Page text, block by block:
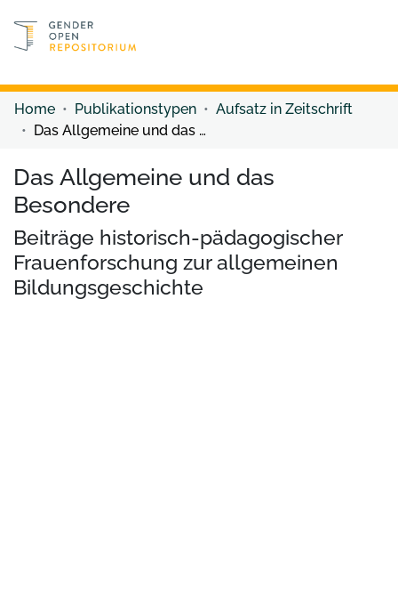
Discover content
Home Publikationstypen
Aufsatz in Zeitschrift
Das Allgemeine und das Besondere
Das Allgemeine und das
Besondere
Beiträge historisch-pädagogischer
Frauenforschung zur allgemeinen
Bildungsgeschichte